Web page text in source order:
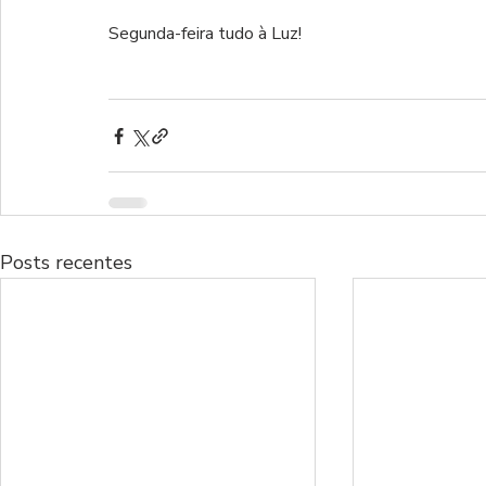
Segunda-feira tudo à Luz!
Posts recentes